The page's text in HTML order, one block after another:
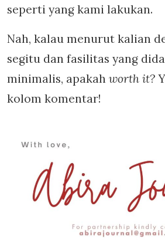
seperti yang kami lakukan.
Nah, kalau menurut kalian
segitu dan fasilitas yang
minimalis, apakah worth it?
kolom komentar!